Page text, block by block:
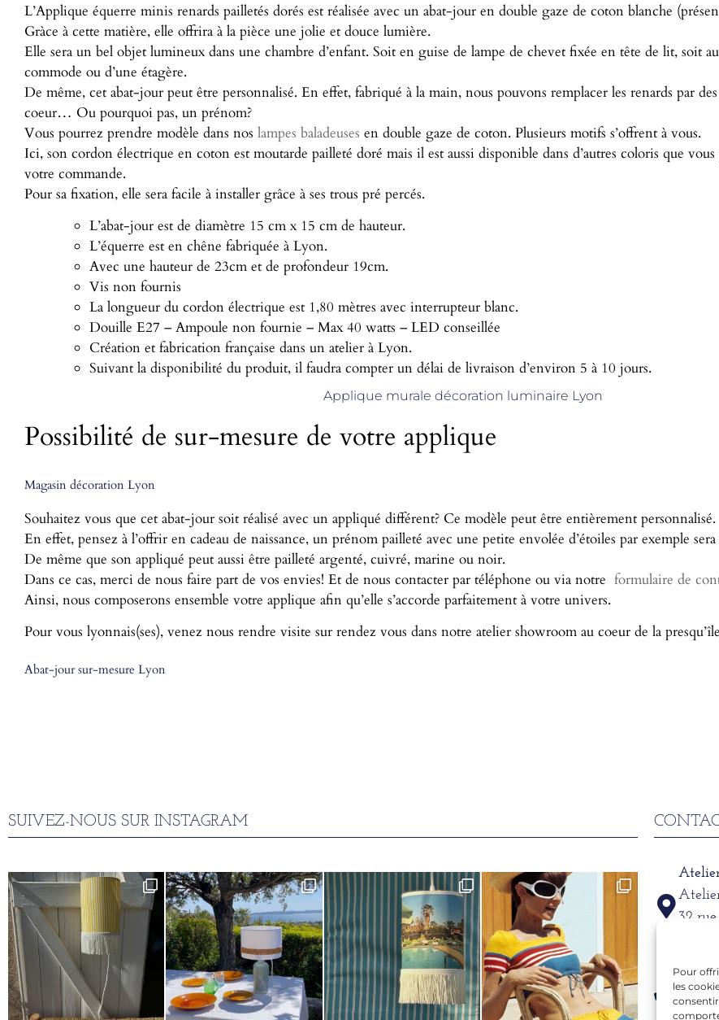
Pour
les
L’Applique équerre minis renards pailletés dorés est réalisée avec un abat-jour en double gaze de coton blanche
Gràce à cette matière, elle offrira à la pièce une jolie et douce lumière.
Elle sera un bel objet lumineux dans une chambre d’enfant. Soit en guise de lampe de chevet fixée en tête de lit, soit au
commode ou d’une étagère.
De même, cet abat-jour peut être personnalisé. En effet, fabriqué à la main, nous pouvons remplacer les renards par
coeur… Ou pourquoi pas, un prénom?
Vous pourrez prendre modèle dans nos lampes baladeuses en double gaze de coton. Plusieurs motifs s’offrent à vous.
Ici, son cordon électrique en coton est moutarde pailleté doré mais il est aussi disponible dans d’autres coloris que
votre commande.
Pour sa fixation, elle sera facile à installer grâce à ses trous pré percés.
L’abat-jour est de diamètre 15 cm x 15 cm de hauteur.
L’équerre est en chêne fabriquée à Lyon.
Avec une hauteur de 23cm et de profondeur 19cm.
Vis non fournis
La longueur du cordon électrique est 1,80 mètres avec interrupteur blanc.
Douille E27 – Ampoule non fournie – Max 40 watts – LED conseillée
Création et fabrication française dans un atelier à Lyon.
Suivant la disponibilité du produit, il faudra compter un délai de livraison d’environ 5 à 10 jours.
Applique murale décoration luminaire Lyon
Possibilité de sur-mesure de votre applique
Magasin décoration Lyon
Souhaitez vous que cet abat-jour soit réalisé avec un appliqué différent? Ce modèle peut être entièrement personnalisé.
En effet, pensez à l’offrir en cadeau de naissance, un prénom pailleté avec une petite envolée d’étoiles par exemple
De même que son appliqué peut aussi être pailleté argenté, cuivré, marine ou noir.
Dans ce cas, merci de nous faire part de vos envies! Et de nous contacter par téléphone ou via notre formulaire de
Ainsi, nous composerons ensemble votre applique afin qu’elle s’accorde parfaitement à votre univers.
Pour vous lyonnais(ses), venez nous rendre visite sur rendez vous dans notre atelier showroom au coeur de la
Abat-jour sur-mesure Lyon
SUIVEZ-NOUS SUR INSTAGRAM
32
06 15